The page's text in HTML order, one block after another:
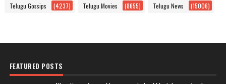
Telugu Gossips (4237) Telugu Movies (8655) Telugu News (15006)
FEATURED POSTS